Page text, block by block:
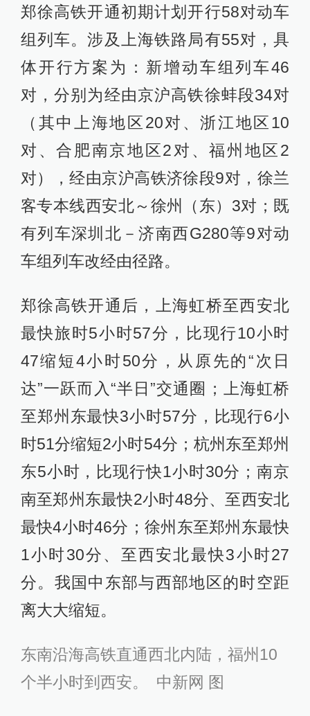
郑徐高铁开通初期计划开行58对动车
组列车。涉及上海铁路局有55对，具
体开行方案为：新增动车组列车46
对，分别为经由京沪高铁徐蚌段34对
（其中上海地区20对、浙江地区10
对、合肥南京地区2对、福州地区2
对），经由京沪高铁济徐段9对，徐兰
客专本线西安北～徐州（东）3对；既
有列车深圳北－济南西G280等9对动
车组列车改经由径路。
郑徐高铁开通后，上海虹桥至西安北
最快旅时5小时57分，比现行10小时
47缩短4小时50分，从原先的“次日
达”一跃而入“半日”交通圈；上海虹桥
至郑州东最快3小时57分，比现行6小
时51分缩短2小时54分；杭州东至郑州
东5小时，比现行快1小时30分；南京
南至郑州东最快2小时48分、至西安北
最快4小时46分；徐州东至郑州东最快
1小时30分、至西安北最快3小时27
分。我国中东部与西部地区的时空距
离大大缩短。
东南沿海高铁直通西北内陆，福州10
个半小时到西安。 中新网 图